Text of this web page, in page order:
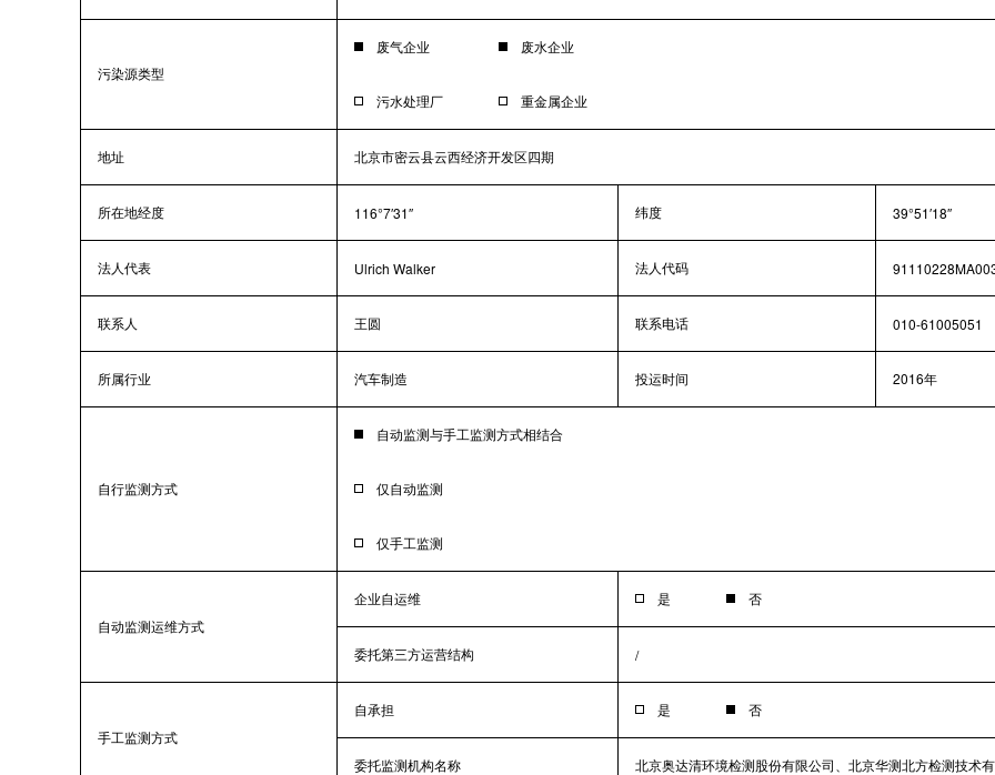
污染源类型
废气企业 废水企业
污水处理厂 重金属企业
地址 北京市密云县云西经济开发区四期
所在地经度 116°7′31″ 纬度 39°51′18″
法人代表 Ulrich Walker 法人代码
联系人 王圆 联系电话 010-61005051
所属行业 汽车制造 投运时间 2016年
自行监测方式
自动监测与手工监测方式相结合
仅自动监测
仅手工监测
自动监测运维方式
企业自运维 是 否
委托第三方运营结构 /
手工监测方式
自承担 是 否
委托监测机构名称 北京奥达清环境检测股份有限公司、北京华测北方检测技术